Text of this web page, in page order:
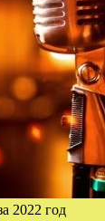
2022 год